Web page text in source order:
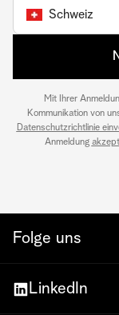
Schweiz
Mit Ihrer
Kommunikation von
Datenschutzrichtlinie
Anmeldung
Folge uns
LinkedIn